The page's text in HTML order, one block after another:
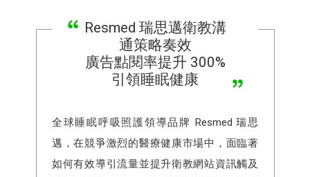
Resmed 瑞思邁衛教溝
通策略奏效
廣告點閱率提升 300%
引領睡眠健康
全球睡眠呼吸照護領導品牌 Resmed 瑞思
邁，在競爭激烈的醫療健康市場中，面臨著
如何有效導引流量並提升衛教網站資訊觸及